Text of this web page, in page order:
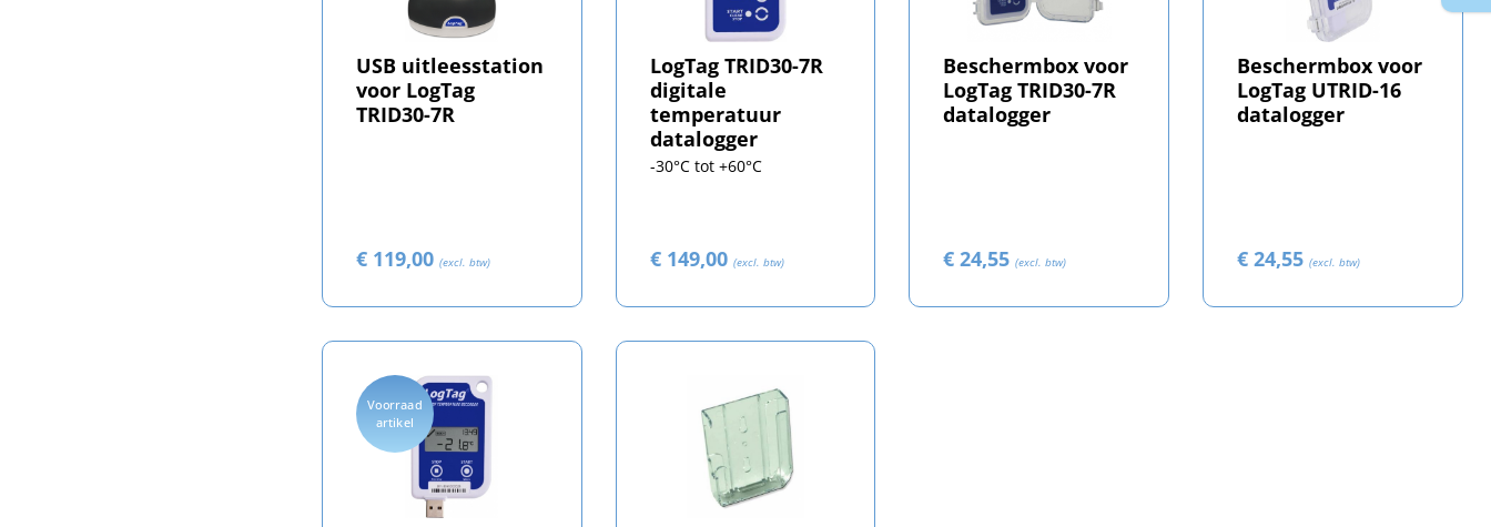
USB uitleesstation
voor LogTag
TRID30-7R
€ 119,00 (excl. btw)
LogTag TRID30-7R
digitale
temperatuur
datalogger
-30°C tot +60°C
€ 149,00 (excl. btw)
Beschermbox voor
LogTag TRID30-7R
datalogger
€ 24,55(excl. btw)
Beschermbox voor
LogTag UTRID-16
datalogger
€ 24,55(excl. btw)
Voorraad
artikel